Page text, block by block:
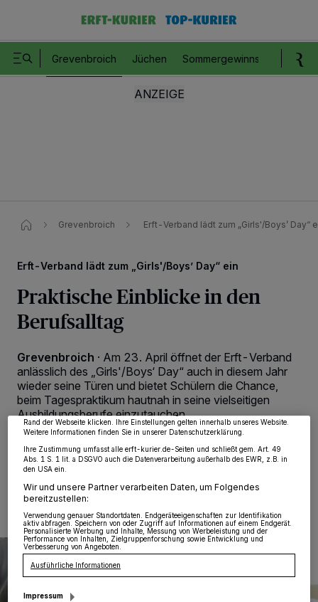
Grevenbroich Jüchen Sommergewinnspiel
Grevenbroich Erft-Verband lädt zum „Girls'/Boys’ Day“
Erft-Verband lädt zum „Girls'/Boys’ Day“ ein
Praktische Einblicke in den
Berufsalltag
Grevenbroich · Am 23. April öffnet der Erft-Verband
anlässlich des „Girls'/Boys‘ Day“ auch in diesem Jahr
wieder seine Türen und bietet Schülern die Chance,
beim Tagespraktikum hautnah in seine vielseitigen
Ausbildungsberufe einzutauchen.
29.01.2026 , 14:41 Uhr
wie Browserdaten oder eindeutige Kennungen auf Ihrem Gerät zu. Durch Auswahl
von OK aktivieren Sie Tracking-Technologien für die unter „Wir und unsere
Partner verarbeiten Daten, um Ihnen Dienste bereitzustellen“ aufgeführten
Zwecke. Wenn Tracker deaktiviert sind, sind manche Inhalte und Anzeigen
möglicherweise nicht mehr so relevant für Sie. Sie können dieses Menü jederzeit
wieder aufrufen, um Ihre Einstellungen zu ändern oder Ihre Einwilligung zu
widerrufen, indem Sie auf den Link Einstellungen oder Ablehnen am unteren
Rand der Webseite klicken. Ihre Einstellungen gelten innerhalb unseres Website.
Weitere Informationen finden Sie in unserer Datenschutzerklärung.
Ihre Zustimmung umfasst alle erft-kurier.de-Seiten und schließt gem. Art. 49
Abs. 1 S. 1 lit. a DSGVO auch die Datenverarbeitung außerhalb des EWR, z.B. in
den USA ein.
Wir und unsere Partner verarbeiten Daten, um Folgendes
bereitzustellen:
Verwendung genauer Standortdaten. Endgeräteeigenschaften zur Identifikation
aktiv abfragen. Speichern von oder Zugriff auf Informationen auf einem Endgerät.
Personalisierte Werbung und Inhalte, Messung von Werbeleistung und der
Performance von Inhalten, Zielgruppenforschung sowie Entwicklung und
Verbesserung von Angeboten.
Ausführliche Informationen
Impressum